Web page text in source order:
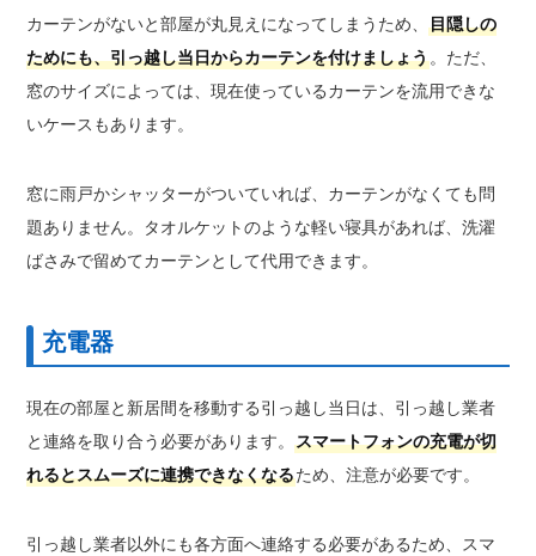
カーテンがないと部屋が丸見えになってしまうため、目隠しの
ためにも、引っ越し当日からカーテンを付けましょう。ただ、
窓のサイズによっては、現在使っているカーテンを流用できな
いケースもあります。
窓に雨戸かシャッターがついていれば、カーテンがなくても問
題ありません。タオルケットのような軽い寝具があれば、洗濯
ばさみで留めてカーテンとして代用できます。
充電器
現在の部屋と新居間を移動する引っ越し当日は、引っ越し業者
と連絡を取り合う必要があります。スマートフォンの充電が切
れるとスムーズに連携できなくなるため、注意が必要です。
引っ越し業者以外にも各方面へ連絡する必要があるため、スマ